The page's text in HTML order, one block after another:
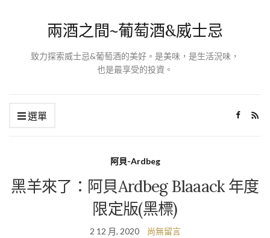
兩酒之間~葡萄酒&威士忌
致力探索威士忌&葡萄酒的美好。是美味，是生活況味，
也是最享受的投資。
選單
阿貝-Ardbeg
黑羊來了：阿貝Ardbeg Blaaack 年度
限定版(黑標)
2 12 月, 2020 尚無留言